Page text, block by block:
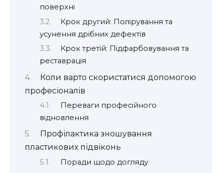
поверхні
Крок другий: Полірування та
усунення дрібних дефектів
Крок третій: Підфарбовування та
реставрація
Коли варто скористатися допомогою
професіоналів
Переваги професійного
відновлення
Профілактика зношування
пластикових підвіконь
Поради щодо догляду